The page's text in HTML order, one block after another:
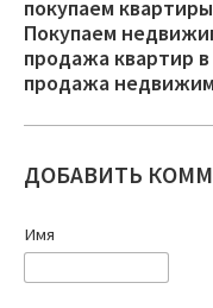
покупаем
Покупаем
продажа квартир
продажа
ДОБАВИТЬ
Имя